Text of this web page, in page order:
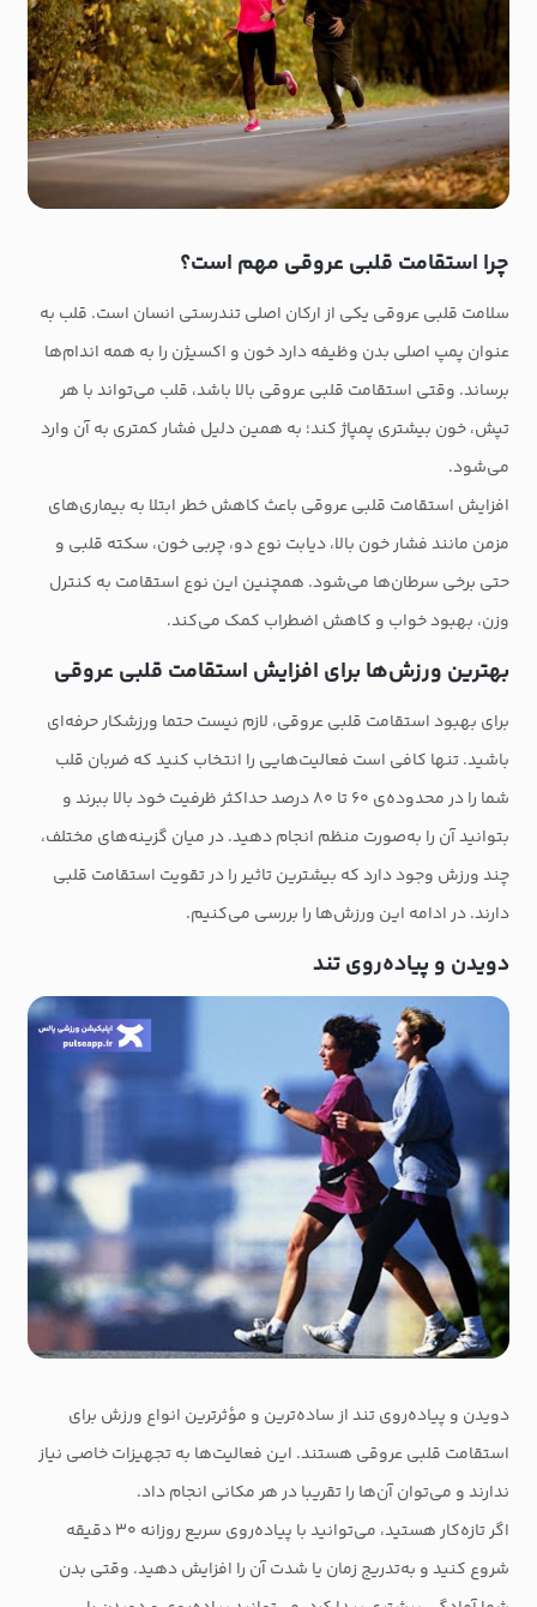
چرا استقامت قلبی عروقی مهم است؟
سلامت قلبی عروقی یکی از ارکان اصلی تندرستی انسان است. قلب به
عنوان پمپ اصلی بدن وظیفه دارد خون و اکسیژن را به همه اندام‌ها
برساند. وقتی استقامت قلبی عروقی بالا باشد، قلب می‌تواند با هر
تپش، خون بیشتری پمپاژ کند؛ به همین دلیل فشار کمتری به آن وارد
می‌شود.
افزایش استقامت قلبی عروقی باعث کاهش خطر ابتلا به بیماری‌های
مزمن مانند فشار خون بالا، دیابت نوع دو، چربی خون، سکته قلبی و
حتی برخی سرطان‌ها می‌شود. همچنین این نوع استقامت به کنترل
وزن، بهبود خواب و کاهش اضطراب کمک می‌کند.
بهترین ورزش‌ها برای افزایش استقامت قلبی عروقی
برای بهبود استقامت قلبی عروقی، لازم نیست حتما ورزشکار حرفه‌ای
باشید. تنها کافی است فعالیت‌هایی را انتخاب کنید که ضربان قلب
شما را در محدوده‌ی ۶۰ تا ۸۰ درصد حداکثر ظرفیت خود بالا ببرند و
بتوانید آن را به‌صورت منظم انجام دهید. در میان گزینه‌های مختلف،
چند ورزش وجود دارد که بیشترین تاثیر را در تقویت استقامت قلبی
دارند. در ادامه این ورزش‌ها را بررسی می‌کنیم.
دویدن و پیاده‌روی تند
دویدن و پیاده‌روی تند از ساده‌ترین و مؤثرترین انواع ورزش برای
استقامت قلبی عروقی هستند. این فعالیت‌ها به تجهیزات خاصی نیاز
ندارند و می‌توان آن‌ها را تقریبا در هر مکانی انجام داد.
اگر تازه‌کار هستید، می‌توانید با پیاده‌روی سریع روزانه ۳۰ دقیقه
شروع کنید و به‌تدریج زمان یا شدت آن را افزایش دهید. وقتی بدن